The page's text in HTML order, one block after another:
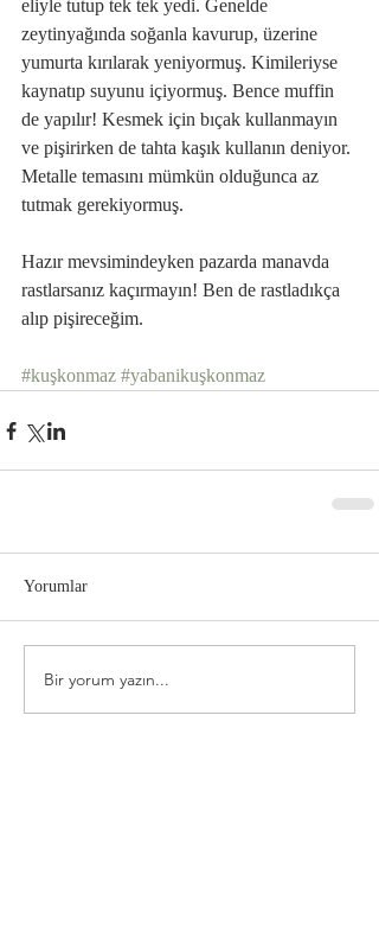
eliyle tutup tek tek yedi. Genelde
zeytinyağında soğanla kavurup, üzerine
yumurta kırılarak yeniyormuş. Kimileriyse
kaynatıp suyunu içiyormuş. Bence muffin
de yapılır! Kesmek için bıçak kullanmayın
ve pişirirken de tahta kaşık kullanın deniyor.
Metalle temasını mümkün olduğunca az
tutmak gerekiyormuş.
Hazır mevsimindeyken pazarda manavda
rastlarsanız kaçırmayın! Ben de rastladıkça
alıp pişireceğim.
#kuşkonmaz #yabanikuşkonmaz
Yorumlar
Bir yorum yazın...